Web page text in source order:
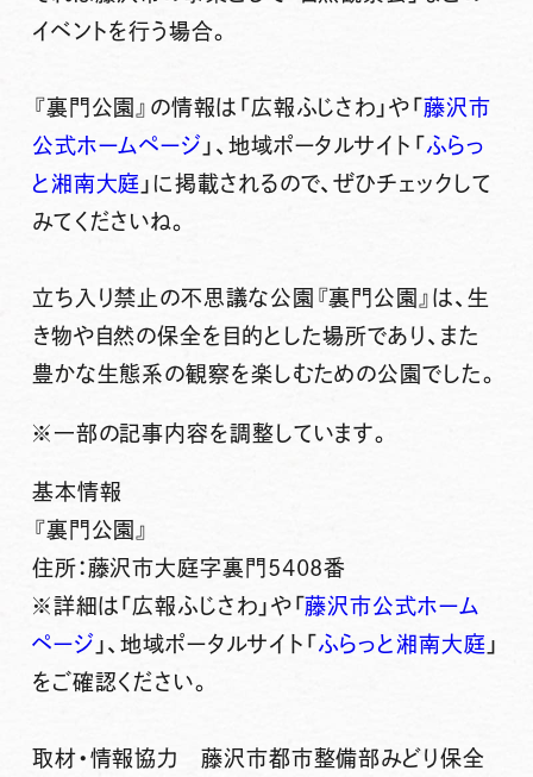
イベントを行う場合。
『裏門公園』の情報は「広報ふじさわ」や「藤沢市
公式ホームページ 」、地域ポータルサイト「ふらっ
と湘南大庭 」に掲載されるので、ぜひチェックして
みてくださいね。
立ち入り禁止の不思議な公園『裏門公園』は、生
き物や自然の保全を目的とした場所であり、また
豊かな生態系の観察を楽しむための公園でした。
※一部の記事内容を調整しています。
基本情報
『裏門公園』
住所：藤沢市大庭字裏門5408番
※詳細は「広報ふじさわ」や「 藤沢市公式ホーム
ページ 」、地域ポータルサイト「 ふらっと湘南大庭 」
をご確認ください。
取材・情報協力 藤沢市都市整備部みどり保全